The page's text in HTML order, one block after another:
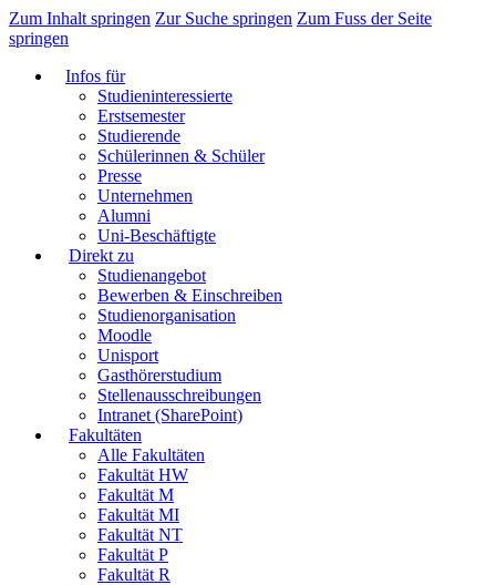
Zum Inhalt springen Zur Suche springen Zum Fuss der Seite
springen
Infos für
Studieninteressierte
Erstsemester
Studierende
Schülerinnen & Schüler
Presse
Unternehmen
Alumni
Uni-Beschäftigte
Direkt zu
Studienangebot
Bewerben & Einschreiben
Studienorganisation
Moodle
Unisport
Gasthörerstudium
Stellenausschreibungen
Intranet (SharePoint)
Fakultäten
Alle Fakultäten
Fakultät HW
Fakultät M
Fakultät MI
Fakultät NT
Fakultät P
Fakultät R